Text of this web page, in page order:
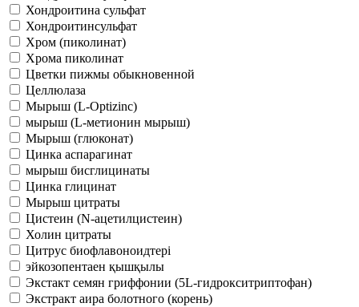
Хондроитина сульфат
Хондроитинсульфат
Хром (пиколинат)
Хрома пиколинат
Цветки пижмы обыкновенной
Целлюлаза
Мырыш (L-Optizinc)
мырыш (L-метионин мырыш)
Мырыш (глюконат)
Цинка аспарагинат
мырыш бисглицинаты
Цинка глицинат
Мырыш цитраты
Цистеин (N-ацетилцистеин)
Холин цитраты
Цитрус биофлавоноидтері
эйкозопентаен қышқылы
Экстакт семян гриффонии (5L-гидрокситриптофан)
Экстракт аира болотного (корень)